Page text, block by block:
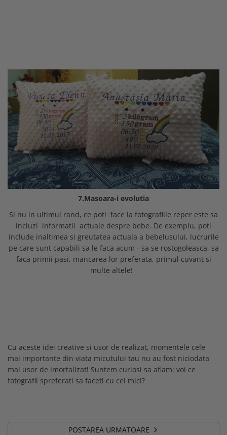
7.Masoara-i evolutia
Si nu in ultimul rand, ce poti face la fotografiile reper este sa
incluzi informatii actuale despre bebe. De exemplu, poti
include inaltimea si greutatea actuala a bebelusului, lucrurile
pe care sunt capabili sa le faca acum - sa se rostogoleasca, sa
faca primii pasi, mancarea lor preferata, primul cuvant si
multe altele!
Cu aceste idei creative si usor de realizat, momentele cele
mai importante din viata micutului tau nu au fost niciodata
mai usor de imortalizat! Suntem curiosi sa aflam: voi ce
fotografii spreferati sa faceti cu cei mici?
POSTAREA URMATOARE